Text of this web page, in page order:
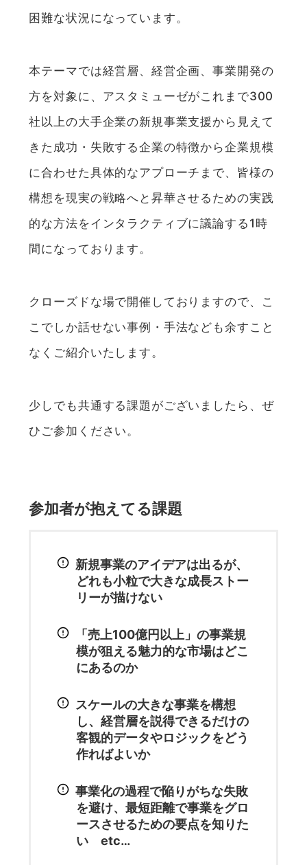
困難な状況になっています。
本テーマでは経営層、経営企画、事業開発の
方を対象に、アスタミューゼがこれまで300
社以上の大手企業の新規事業支援から見えて
きた成功・失敗する企業の特徴から企業規模
に合わせた具体的なアプローチまで、皆様の
構想を現実の戦略へと昇華させるための実践
的な方法をインタラクティブに議論する1時
間になっております。
クローズドな場で開催しておりますので、こ
こでしか話せない事例・手法なども余すこと
なくご紹介いたします。
少しでも共通する課題がございましたら、ぜ
ひご参加ください。
参加者が抱えてる課題
新規事業のアイデアは出るが、
どれも小粒で大きな成長ストー
リーが描けない
「売上100億円以上」の事業規
模が狙える魅力的な市場はどこ
にあるのか
スケールの大きな事業を構想
し、経営層を説得できるだけの
客観的データやロジックをどう
作ればよいか
事業化の過程で陥りがちな失敗
を避け、最短距離で事業をグロ
ースさせるための要点を知りた
い etc…